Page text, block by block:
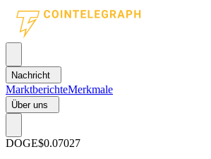
Nachricht
MarktberichteMerkmale
Über uns
DOGE$0.07027